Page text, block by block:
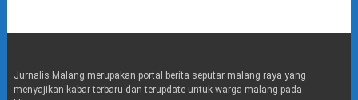
Jurnalis Malang merupakan portal berita seputar malang raya yang
menyajikan kabar terbaru dan terupdate untuk warga malang pada